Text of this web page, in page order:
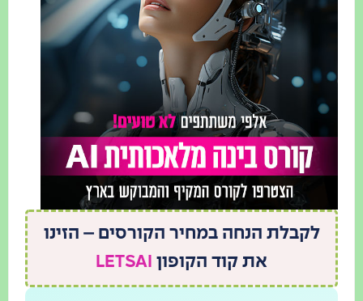
לקבלת הנחה במחיר הקורסים – הזינו
את קוד הקופוןLETSAI